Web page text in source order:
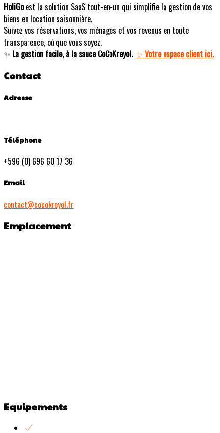
HoliGoest la solution SaaS tout-en-un qui simplifie la gestion de vos
biens en location saisonnière.
Suivez vos réservations, vos ménages et vos revenus en toute
transparence, où que vous soyez.
✨ La gestion facile, à la sauce CoCoKreyol. ✨ Votre espace client ici.
Contact
Adresse
Téléphone
+596 (0) 696 60 17 36
Email
contact@cocokreyol.fr
Emplacement
Equipements